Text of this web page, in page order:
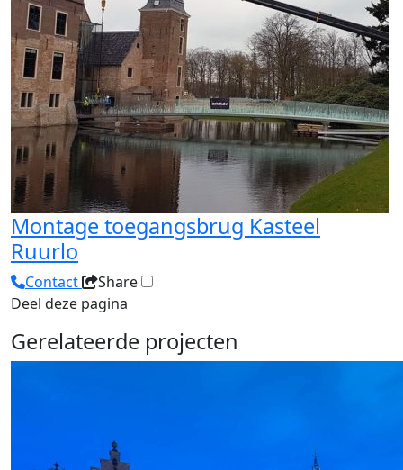
Montage toegangsbrug Kasteel
Ruurlo
Contact
Share
Deel deze pagina
Gerelateerde projecten